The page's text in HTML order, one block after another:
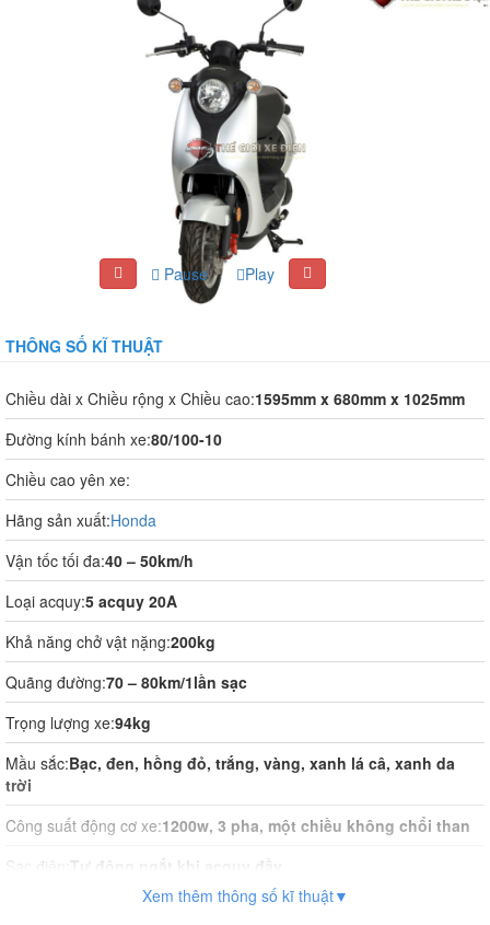
Pause Play
THÔNG SỐ KĨ THUẬT
Chiều dài x Chiều rộng x Chiều cao:1595mm x 680mm x 1025mm
Đường kính bánh xe:80/100-10
Chiều cao yên xe:
Hãng sản xuất:Honda
Vận tốc tối đa:40 – 50km/h
Loại acquy:5 acquy 20A
Khả năng chở vật nặng:200kg
Quãng đường:70 – 80km/1lần sạc
Trọng lượng xe:94kg
Mầu sắc:Bạc, đen, hồng đỏ, trắng, vàng, xanh lá câ, xanh da
trời
Công suất động cơ xe:1200w, 3 pha, một chiều không chổi than
Sạc điện: Tự động ngắt khi acquy đầy
~10h
Xem thêm thông số kĩ thuật▼